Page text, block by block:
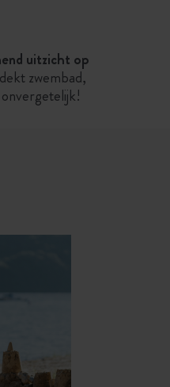
uitzicht op
zwembad,